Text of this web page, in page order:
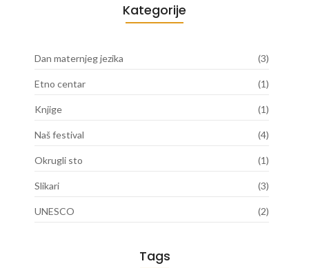
Kategorije
Dan maternjeg jezika (3)
Etno centar (1)
Knjige (1)
Naš festival (4)
Okrugli sto (1)
Slikari (3)
UNESCO (2)
Tags